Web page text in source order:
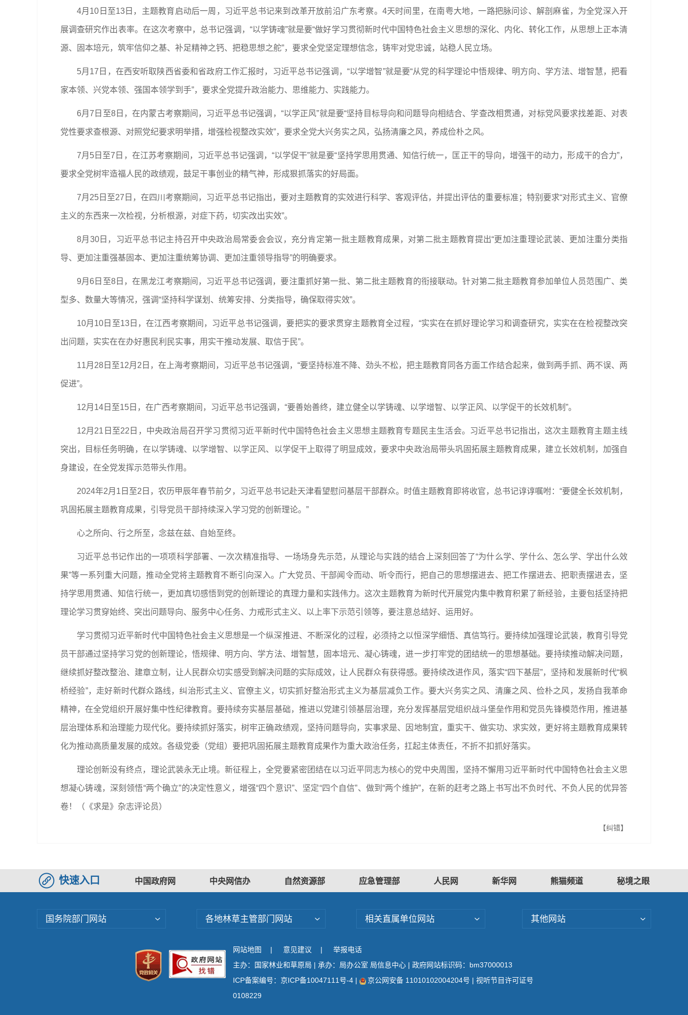
4月10日至13日，主题教育启动后一周，习近平总书记来到改革开放前沿广东考察。4天时间里，在南粤大地，一路把脉问诊、解剖麻雀，为全党深入开
展调查研究作出表率。在这次考察中，总书记强调，“以学铸魂”就是要“做好学习贯彻新时代中国特色社会主义思想的深化、内化、转化工作，从思想上正本清
源、固本培元，筑牢信仰之基、补足精神之钙、把稳思想之舵”，要求全党坚定理想信念，铸牢对党忠诚，站稳人民立场。
5月17日，在西安听取陕西省委和省政府工作汇报时，习近平总书记强调，“以学增智”就是要“从党的科学理论中悟规律、明方向、学方法、增智慧，把看
家本领、兴党本领、强国本领学到手”，要求全党提升政治能力、思维能力、实践能力。
6月7日至8日，在内蒙古考察期间，习近平总书记强调，“以学正风”就是要“坚持目标导向和问题导向相结合、学查改相贯通，对标党风要求找差距、对表
党性要求查根源、对照党纪要求明举措，增强检视整改实效”，要求全党大兴务实之风，弘扬清廉之风，养成俭朴之风。
7月5日至7日，在江苏考察期间，习近平总书记强调，“以学促干”就是要“坚持学思用贯通、知信行统一，匡正干的导向，增强干的动力，形成干的合力”，
要求全党树牢造福人民的政绩观，鼓足干事创业的精气神，形成狠抓落实的好局面。
7月25日至27日，在四川考察期间，习近平总书记指出，要对主题教育的实效进行科学、客观评估，并提出评估的重要标准；特别要求“对形式主义、官僚
主义的东西来一次检视，分析根源，对症下药，切实改出实效”。
8月30日，习近平总书记主持召开中央政治局常委会会议，充分肯定第一批主题教育成果，对第二批主题教育提出“更加注重理论武装、更加注重分类指
导、更加注重强基固本、更加注重统筹协调、更加注重领导指导”的明确要求。
9月6日至8日，在黑龙江考察期间，习近平总书记强调，要注重抓好第一批、第二批主题教育的衔接联动。针对第二批主题教育参加单位人员范围广、类
型多、数量大等情况，强调“坚持科学谋划、统筹安排、分类指导，确保取得实效”。
10月10日至13日，在江西考察期间，习近平总书记强调，要把实的要求贯穿主题教育全过程，“实实在在抓好理论学习和调查研究，实实在在检视整改突
出问题，实实在在办好惠民利民实事，用实干推动发展、取信于民”。
11月28日至12月2日，在上海考察期间，习近平总书记强调，“要坚持标准不降、劲头不松，把主题教育同各方面工作结合起来，做到两手抓、两不误、两
促进”。
12月14日至15日，在广西考察期间，习近平总书记强调，“要善始善终，建立健全以学铸魂、以学增智、以学正风、以学促干的长效机制”。
12月21日至22日，中央政治局召开学习贯彻习近平新时代中国特色社会主义思想主题教育专题民主生活会。习近平总书记指出，这次主题教育主题主线
突出，目标任务明确，在以学铸魂、以学增智、以学正风、以学促干上取得了明显成效，要求中央政治局带头巩固拓展主题教育成果，建立长效机制，加强自
身建设，在全党发挥示范带头作用。
2024年2月1日至2日，农历甲辰年春节前夕，习近平总书记赴天津看望慰问基层干部群众。时值主题教育即将收官，总书记谆谆嘱咐：“要健全长效机制，
巩固拓展主题教育成果，引导党员干部持续深入学习党的创新理论。”
心之所向、行之所至，念兹在兹、自始至终。
习近平总书记作出的一项项科学部署、一次次精准指导、一场场身先示范，从理论与实践的结合上深刻回答了“为什么学、学什么、怎么学、学出什么效
果”等一系列重大问题，推动全党将主题教育不断引向深入。广大党员、干部闻令而动、听令而行，把自己的思想摆进去、把工作摆进去、把职责摆进去，坚
持学思用贯通、知信行统一，更加真切感悟到党的创新理论的真理力量和实践伟力。这次主题教育为新时代开展党内集中教育积累了新经验，主要包括坚持把
理论学习贯穿始终、突出问题导向、服务中心任务、力戒形式主义、以上率下示范引领等，要注意总结好、运用好。
学习贯彻习近平新时代中国特色社会主义思想是一个纵深推进、不断深化的过程，必须持之以恒深学细悟、真信笃行。要持续加强理论武装，教育引导党
员干部通过坚持学习党的创新理论，悟规律、明方向、学方法、增智慧，固本培元、凝心铸魂，进一步打牢党的团结统一的思想基础。要持续推动解决问题，
继续抓好整改整治、建章立制，让人民群众切实感受到解决问题的实际成效，让人民群众有获得感。要持续改进作风，落实“四下基层”，坚持和发展新时代“枫
桥经验”，走好新时代群众路线，纠治形式主义、官僚主义，切实抓好整治形式主义为基层减负工作。要大兴务实之风、清廉之风、俭朴之风，发扬自我革命
精神，在全党组织开展好集中性纪律教育。要持续夯实基层基础，推进以党建引领基层治理，充分发挥基层党组织战斗堡垒作用和党员先锋模范作用，推进基
层治理体系和治理能力现代化。要持续抓好落实，树牢正确政绩观，坚持问题导向，实事求是、因地制宜，重实干、做实功、求实效，更好将主题教育成果转
化为推动高质量发展的成效。各级党委（党组）要把巩固拓展主题教育成果作为重大政治任务，扛起主体责任，不折不扣抓好落实。
理论创新没有终点，理论武装永无止境。新征程上，全党要紧密团结在以习近平同志为核心的党中央周围，坚持不懈用习近平新时代中国特色社会主义思
想凝心铸魂，深刻领悟“两个确立”的决定性意义，增强“四个意识”、坚定“四个自信”、做到“两个维护”，在新的赶考之路上书写出不负时代、不负人民的优异答
卷！（《求是》杂志评论员）
【纠错】
快速入口 中国政府网 中央网信办 自然资源部 应急管理部 人民网 新华网 熊猫频道 秘境之眼
国务院部门网站 各地林草主管部门网站 相关直属单位网站 其他网站
网站地图 | 意见建议 |
举报电话
主办：国家林业和草原局 | 承办：局办公室 局信息中心 | 政府网站标识码：bm37000013
ICP备案编号：京ICP备10047111号-4 | 京公网安备 11010102004204号 | 视听节目许可证号
0108229